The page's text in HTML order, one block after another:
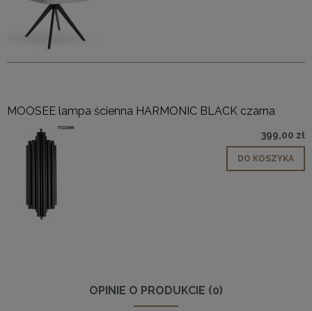
MOOSEE lampa ścienna HARMONIC BLACK czarna
399,00 zł
DO KOSZYKA
OPINIE O PRODUKCIE (0)